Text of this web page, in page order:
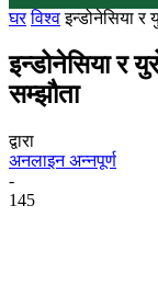
घर विश्व इन्डोनेसिया र
इन्डोनेसिया र
सम्झौता
द्वारा
अनलाइन अन्नपूर्ण
-
145